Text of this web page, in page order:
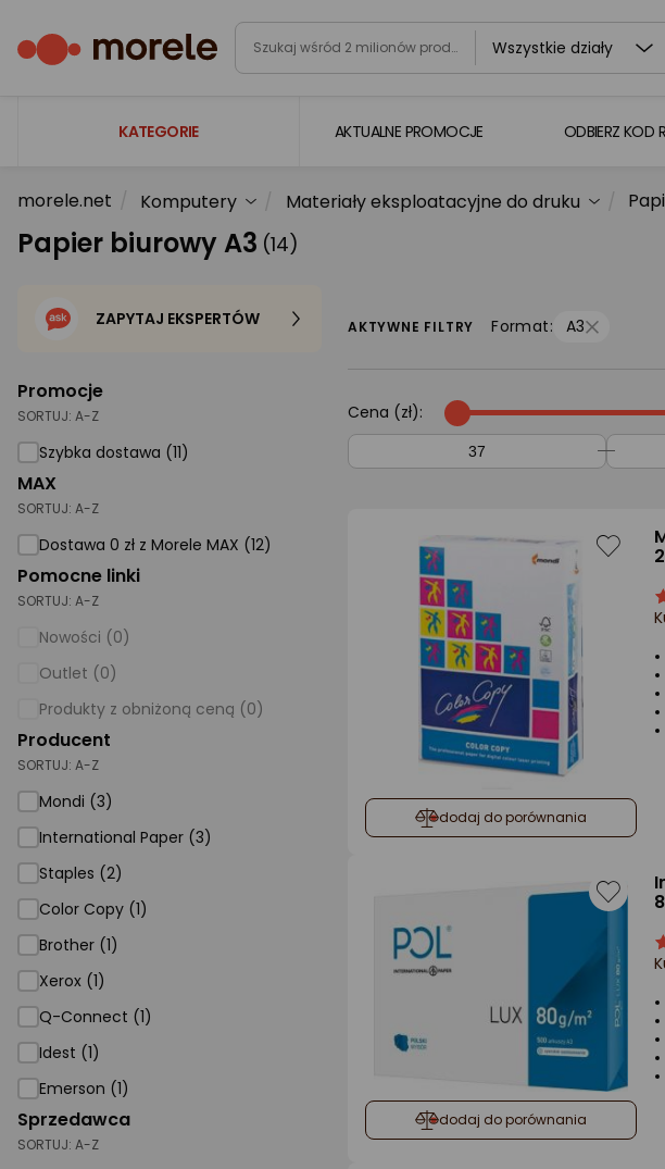
Wszystkie działy
KATEGORIE
Laptopy
Komputery
Gaming
Telewizory i audio
Foto i kamery
AGD duże
Dom i ogród
Biuro i firma
Sport i turystyka
Zabawki i dziecko
Supermarket
Strefa marek
AKTUALNE PROMOCJE ODBIERZ KOD
morele.net Komputery Materiały eksploatacyjne do druku
Papier biurowy A3 (14)
Promocje
SORTUJ: A-Z
Szybka dostawa (11)
MAX
SORTUJ: A-Z
Dostawa 0 zł z Morele MAX (12)
Pomocne linki
SORTUJ: A-Z
Nowości (0)
Outlet (0)
Produkty z obniżoną ceną (0)
Producent
SORTUJ: A-Z
Mondi (3)
International Paper (3)
Staples (2)
Color Copy (1)
Brother (1)
Xerox (1)
Q-Connect (1)
Idest (1)
Emerson (1)
Sprzedawca
SORTUJ: A-Z
ZAPYTAJ EKSPERTÓW AKTYWNE FILTRY Format: A3
Cena (zł):
dodaj do porównania
dodaj do porównania